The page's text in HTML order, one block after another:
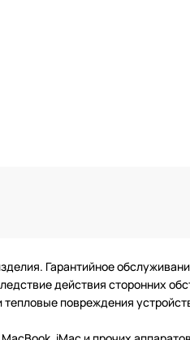
Гарантийное
действия сторонних
повреждения